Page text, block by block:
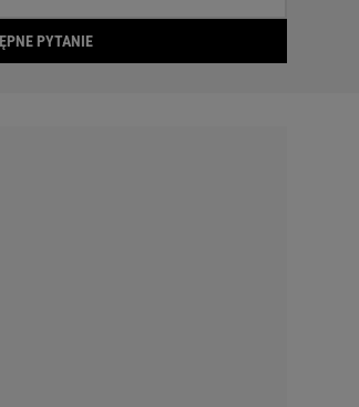
PYTANIE